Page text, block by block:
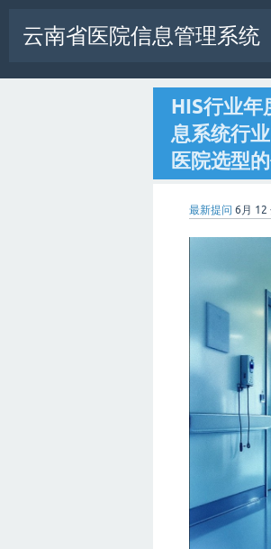
云南省医院信息管理系统
HIS行业
息系统行
医院选型
最新提问 6月 12